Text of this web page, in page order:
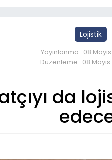
Lojistik
Yayınlanma : 08
Düzenleme : 08
da